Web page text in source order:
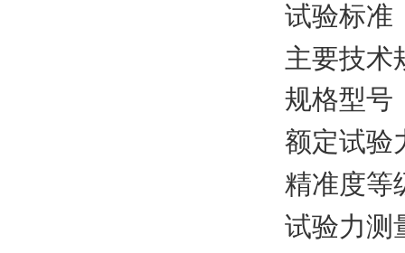
试验标准
主要技术
规格型号
额定试验
精准度等
试验力测